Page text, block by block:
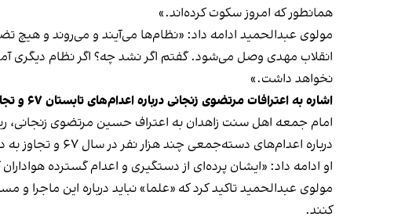
همانطور که امروز سکوت کرده‌اند.»
مولوی عبدالحمید ادامه داد: «نظام‌ها می‌آیند و می‌روند و هیچ
انقلاب مهدی وصل می‌شود. گفتم اگر نشد چه؟ اگر نظام دیگری
نخواهد داشت.»
اشاره به اعترافات مرتضوی زنجانی درباره اعدام‌های تابستان ۶۷ و تجاوز به دختران زندانی
درباره اعدام‌های دسته‌جمعی چند هزار نفر در سال ۶۷ و تجاوز به دختران زندانی پیش از اعدام‌شان افشاگری کرده است که مایه تعجب شد.»
او ادامه داد: «ایشان پرده‌ای از دستگیری و اعدام گسترده
مولوی عبدالحمید تاکید کرد که «علما» نباید درباره این
کنند.